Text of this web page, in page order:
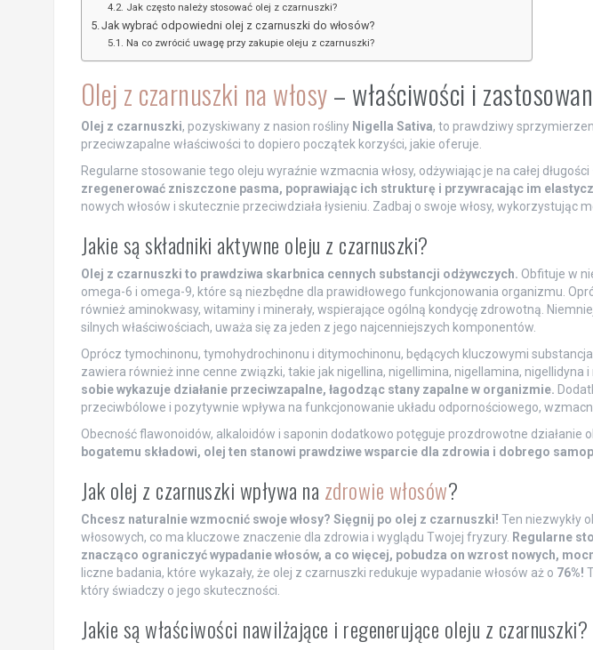
Jak często należy stosować olej z czarnuszki?
Jak wybrać odpowiedni olej z czarnuszki do włosów?
Na co zwrócić uwagę przy zakupie oleju z czarnuszki?
Olej z czarnuszki na włosy– właściwości i
Olej z czarnuszki, pozyskiwany z nasion rośliny Nigella Sativa, to prawdziwy
przeciwzapalne właściwości to dopiero początek korzyści, jakie oferuje.
Regularne stosowanie tego oleju wyraźnie wzmacnia włosy, odżywiając je na całej długości
zregenerować zniszczone pasma, poprawiając ich strukturę i przywracając im
nowych włosów i skutecznie przeciwdziała łysieniu. Zadbaj o swoje włosy, wykorzystując
Jakie są składniki aktywne oleju z czarnuszki?
Olej z czarnuszki to prawdziwa skarbnica cennych substancji odżywczych. Obfituje w
omega-6 i omega-9, które są niezbędne dla prawidłowego funkcjonowania organizmu.
również aminokwasy, witaminy i minerały, wspierające ogólną kondycję zdrowotną.
silnych właściwościach, uważa się za jeden z jego najcenniejszych komponentów.
Oprócz tymochinonu, tymohydrochinonu i ditymochinonu, będących kluczowymi
zawiera również inne cenne związki, takie jak nigellina, nigellimina, nigellamina, nigellidyna i
sobie wykazuje działanie przeciwzapalne, łagodząc stany zapalne w organizmie.
przeciwbólowe i pozytywnie wpływa na funkcjonowanie układu odpornościowego,
Obecność flawonoidów, alkaloidów i saponin dodatkowo potęguje prozdrowotne działanie
bogatemu składowi, olej ten stanowi prawdziwe wsparcie dla zdrowia i dobrego
Jak olej z czarnuszki wpływa na zdrowie włosów?
Chcesz naturalnie wzmocnić swoje włosy? Sięgnij po olej z czarnuszki! Ten niezwykły
włosowych, co ma kluczowe znaczenie dla zdrowia i wyglądu Twojej fryzury. Regularne
znacząco ograniczyć wypadanie włosów, a co więcej, pobudza on wzrost nowych,
liczne badania, które wykazały, że olej z czarnuszki redukuje wypadanie włosów aż o 76%!
który świadczy o jego skuteczności.
Jakie są właściwości nawilżające i regenerujące oleju z czarnuszki?